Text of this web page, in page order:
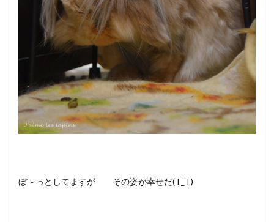
ぼ～っとしてますが その姿が幸せだ(T_T)